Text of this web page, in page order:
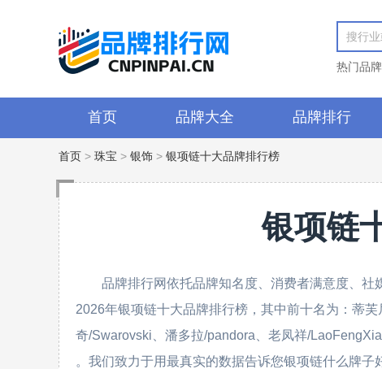
热门品牌
首页 品牌大全 品牌排行
首页 > 珠宝 > 银饰 > 银项链十大品牌排行榜
银项链
品牌排行网依托品牌知名度、消费者满意度、
2026年银项链十大品牌排行榜，其中前十名为：蒂
奇/Swarovski、潘多拉/pandora、老凤祥/
。我们致力于用最真实的数据告诉您银项链什么牌子